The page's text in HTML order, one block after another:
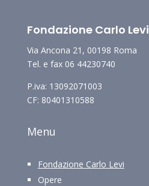
Fondazione Carlo Levi
Via Ancona 21, 00198 Roma
Tel. e fax 06 44230740
P.iva: 13092071003
CF: 80401310588
Menu
Fondazione Carlo Levi
Opere